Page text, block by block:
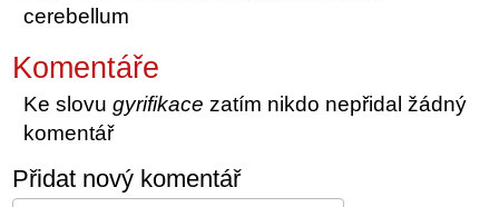
cerebellum
Komentáře
Ke slovugyrifikace zatím nikdo nepřidal žádný
komentář
Přidat nový komentář